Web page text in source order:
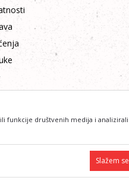
karticama
možemo garantovati da su sve
možete provjeriti pozivom na
funkcije društvenih medija i analizirali
Slažem se